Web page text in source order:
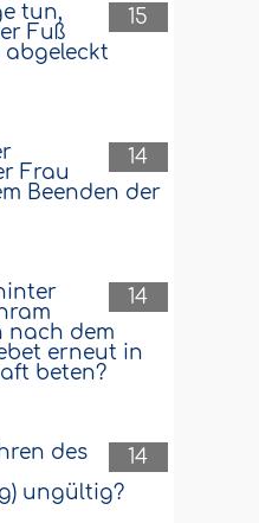
15
tun,
Fuß
abgeleckt
14
Frau
Beenden der
14
nach dem
erneut in
beten?
14
des
ungültig?